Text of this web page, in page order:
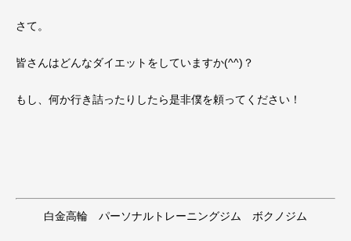
さて。
皆さんはどんなダイエットをしていますか(^^)？
もし、何か行き詰ったりしたら是非僕を頼ってください！
白金高輪 パーソナルトレーニングジム ボクノジム